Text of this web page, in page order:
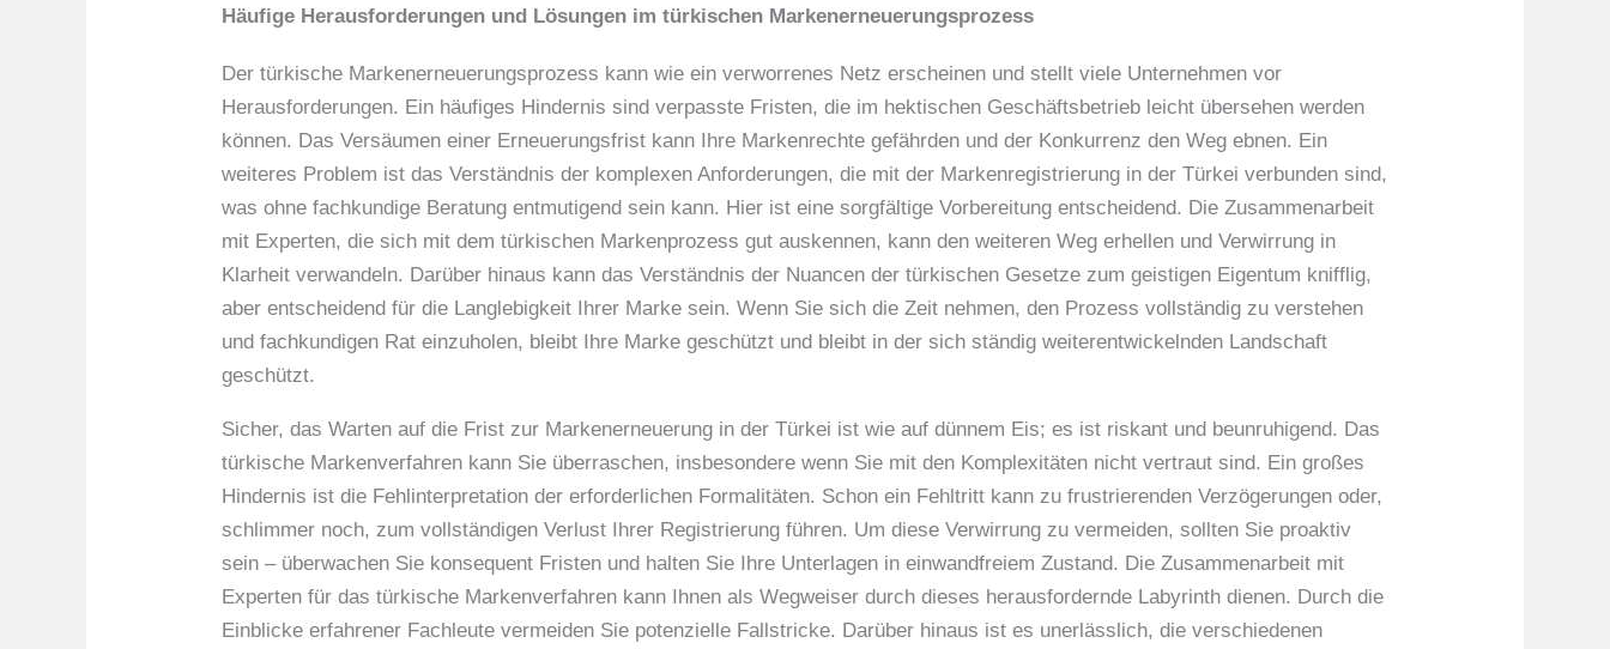
Häufige Herausforderungen und Lösungen im türkischen Markenerneuerungsprozess
Der türkische Markenerneuerungsprozess kann wie ein verworrenes Netz erscheinen und stellt viele Unternehmen vor
Herausforderungen. Ein häufiges Hindernis sind verpasste Fristen, die im hektischen Geschäftsbetrieb leicht übersehen werden
können. Das Versäumen einer Erneuerungsfrist kann Ihre Markenrechte gefährden und der Konkurrenz den Weg ebnen. Ein
weiteres Problem ist das Verständnis der komplexen Anforderungen, die mit der Markenregistrierung in der Türkei verbunden sind,
was ohne fachkundige Beratung entmutigend sein kann. Hier ist eine sorgfältige Vorbereitung entscheidend. Die Zusammenarbeit
mit Experten, die sich mit dem türkischen Markenprozess gut auskennen, kann den weiteren Weg erhellen und Verwirrung in
Klarheit verwandeln. Darüber hinaus kann das Verständnis der Nuancen der türkischen Gesetze zum geistigen Eigentum knifflig,
aber entscheidend für die Langlebigkeit Ihrer Marke sein. Wenn Sie sich die Zeit nehmen, den Prozess vollständig zu verstehen
und fachkundigen Rat einzuholen, bleibt Ihre Marke geschützt und bleibt in der sich ständig weiterentwickelnden Landschaft
geschützt.
Sicher, das Warten auf die Frist zur Markenerneuerung in der Türkei ist wie auf dünnem Eis; es ist riskant und beunruhigend. Das
türkische Markenverfahren kann Sie überraschen, insbesondere wenn Sie mit den Komplexitäten nicht vertraut sind. Ein großes
Hindernis ist die Fehlinterpretation der erforderlichen Formalitäten. Schon ein Fehltritt kann zu frustrierenden Verzögerungen oder,
schlimmer noch, zum vollständigen Verlust Ihrer Registrierung führen. Um diese Verwirrung zu vermeiden, sollten Sie proaktiv
sein – überwachen Sie konsequent Fristen und halten Sie Ihre Unterlagen in einwandfreiem Zustand. Die Zusammenarbeit mit
Experten für das türkische Markenverfahren kann Ihnen als Wegweiser durch dieses herausfordernde Labyrinth dienen. Durch die
Einblicke erfahrener Fachleute vermeiden Sie potenzielle Fallstricke. Darüber hinaus ist es unerlässlich, die verschiedenen